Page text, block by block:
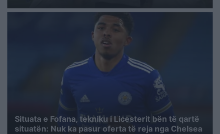
Situata e Fofana, tekniku i Licesterit bën të qartë
situatën: Nuk ka pasur oferta të reja nga Chelsea